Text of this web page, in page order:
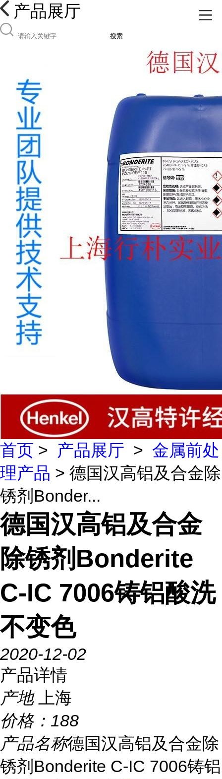
产品展厅
搜索
首页 > 产品展厅 > 金属前处
理产品 > 德国汉高铝及合金除
锈剂Bonder...
德国汉高铝及合金
除锈剂Bonderite
C-IC 7006铸铝酸洗
不变色
2020-12-02
产品详情
产地
上海
价格： 188
产品名称德国汉高铝及合金除
锈剂Bonderite C-IC 7006铸铝